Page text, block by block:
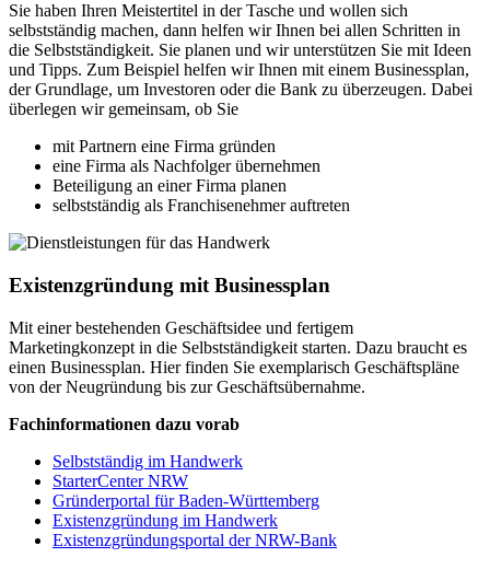
Sie haben Ihren Meistertitel in der Tasche und wollen sich
selbstständig machen, dann helfen wir Ihnen bei allen Schritten in
die Selbstständigkeit. Sie planen und wir unterstützen Sie mit Ideen
und Tipps. Zum Beispiel helfen wir Ihnen mit einem Businessplan,
der Grundlage, um Investoren oder die Bank zu überzeugen. Dabei
überlegen wir gemeinsam, ob Sie
mit Partnern eine Firma gründen
eine Firma als Nachfolger übernehmen
Beteiligung an einer Firma planen
selbstständig als Franchisenehmer auftreten
Existenzgründung mit Businessplan
Mit einer bestehenden Geschäftsidee und fertigem
Marketingkonzept in die Selbstständigkeit starten. Dazu braucht es
einen Businessplan. Hier finden Sie exemplarisch Geschäftspläne
von der Neugründung bis zur Geschäftsübernahme.
Fachinformationen dazu vorab
Selbstständig im Handwerk
StarterCenter NRW
Gründerportal für Baden-Württemberg
Existenzgründung im Handwerk
Existenzgründungsportal der NRW-Bank